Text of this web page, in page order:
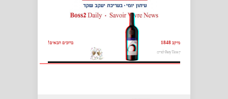
ברוכים הבאים! מיקב 1848
יין Party Time לפורים